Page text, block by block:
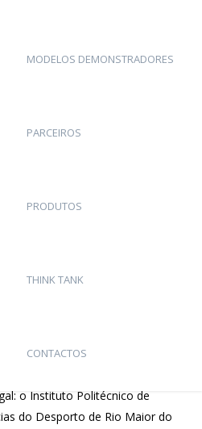
MODELOS DEMONSTRADORES
PARCEIROS
PRODUTOS
THINK TANK
CONTACTOS
a Ciência e Tecnologia (FCT),
o Instituto Politécnico de
do Desporto de Rio Maior do